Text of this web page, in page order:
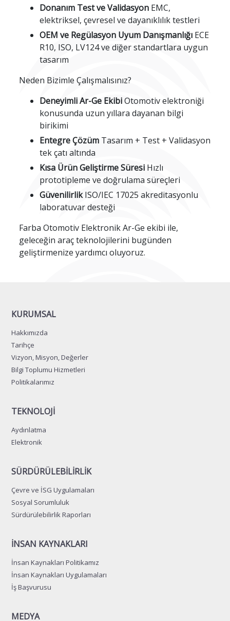
Donanım Test ve Validasyon EMC,
elektriksel, çevresel ve dayanıklılık testleri
OEM ve Regülasyon Uyum Danışmanlığı ECE
R10, ISO, LV124 ve diğer standartlara uygun
tasarım
Neden Bizimle Çalışmalısınız?
Deneyimli Ar-Ge EkibiOtomotiv elektroniği
konusunda uzun yıllara dayanan bilgi
birikimi
Entegre Çözüm Tasarım + Test + Validasyon
tek çatı altında
Kısa Ürün Geliştirme Süresi Hızlı
prototipleme ve doğrulama süreçleri
GüvenilirlikISO/IEC 17025 akreditasyonlu
laboratuvar desteği
Farba Otomotiv Elektronik Ar-Ge ekibi ile,
geleceğin araç teknolojilerini bugünden
geliştirmenize yardımcı oluyoruz.
KURUMSAL
Hakkımızda
Tarihçe
Vizyon, Misyon, Değerler
Bilgi Toplumu Hizmetleri
Politikalarımız
TEKNOLOJİ
Aydınlatma
Elektronik
SÜRDÜRÜLEBİLİRLİK
Çevre ve İSG Uygulamaları
Sosyal Sorumluluk
Sürdürülebilirlik Raporları
İNSAN KAYNAKLARI
İnsan Kaynakları Politikamız
İnsan Kaynakları Uygulamaları
İş Başvurusu
MEDYA